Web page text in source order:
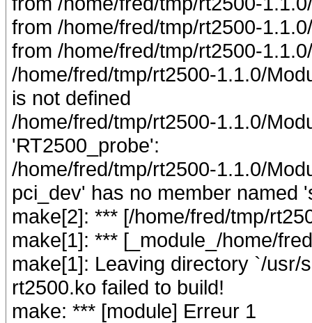
from /home/fred/tmp/rt2500-
from /home/fred/tmp/rt2500-
/home/fred/tmp/rt2500-1.1.0/
is not defined
/home/fred/tmp/rt2500-1.1.0/
'RT2500_probe':
/home/fred/tmp/rt2500-1.1.0/
pci_dev' has no member named
make[2]: *** [/home/fred/tmp/
make[1]: *** [_module_/home/
make[1]: Leaving directory `/usr/
rt2500.ko failed to build!
make: *** [module] Erreur 1